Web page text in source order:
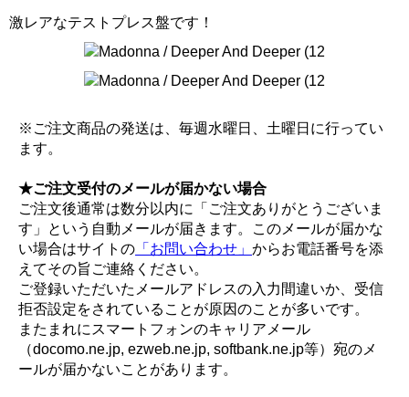
激レアなテストプレス盤です！
※ご注文商品の発送は、毎週水曜日、土曜日に行ってい
ます。
★ご注文受付のメールが届かない場合
ご注文後通常は数分以内に「ご注文ありがとうございま
す」という自動メールが届きます。このメールが届かな
い場合はサイトの 「お問い合わせ」 からお電話番号を添
えてその旨ご連絡ください。
ご登録いただいたメールアドレスの入力間違いか、受信
拒否設定をされていることが原因のことが多いです。
またまれにスマートフォンのキャリアメール
（docomo.ne.jp, ezweb.ne.jp, softbank.ne.jp等）宛のメ
ールが届かないことがあります。